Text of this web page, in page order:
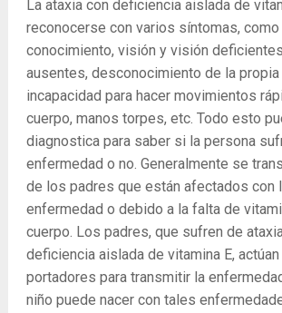
La ataxia con deficiencia aislada de
reconocerse con varios síntomas,
conocimiento, visión y visión
ausentes, desconocimiento de la propia
incapacidad para hacer movimientos
cuerpo, manos torpes, etc. Todo esto
diagnostica para saber si la persona
enfermedad o no. Generalmente se
de los padres que están afectados con
enfermedad o debido a la falta de
cuerpo. Los padres, que sufren de
deficiencia aislada de vitamina E,
portadores para transmitir la
niño puede nacer con tales